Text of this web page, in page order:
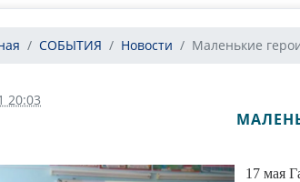
СОБЫТИЯ Новости Маленькие
20:03
17 мая